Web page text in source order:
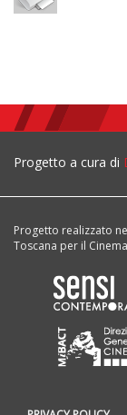
Progetto a cura di
Progetto realizzato
Toscana per il Cinema